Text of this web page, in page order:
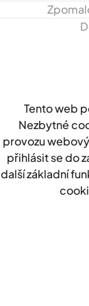
Tento web
Nezbytné
provozu
přihlásit se do
další základní